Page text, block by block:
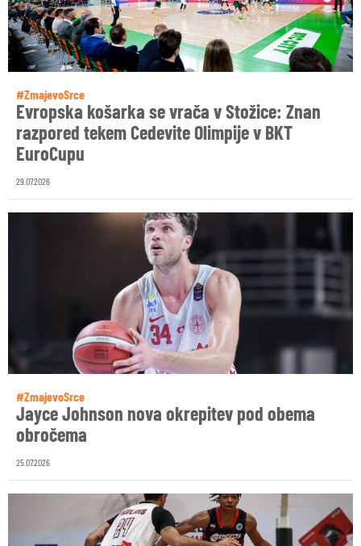
#ZmajevoSrce
Evropska košarka se vrača v Stožice: Znan
razpored tekem Cedevite Olimpije v BKT
EuroCupu
29.07.2026
#ZmajevoSrce
Jayce Johnson nova okrepitev pod obema
obročema
25.07.2026